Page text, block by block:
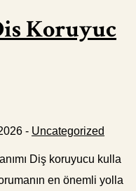
Koruyuc
- Uncategorized
Diş koruyucu kulla
en önemli yolla